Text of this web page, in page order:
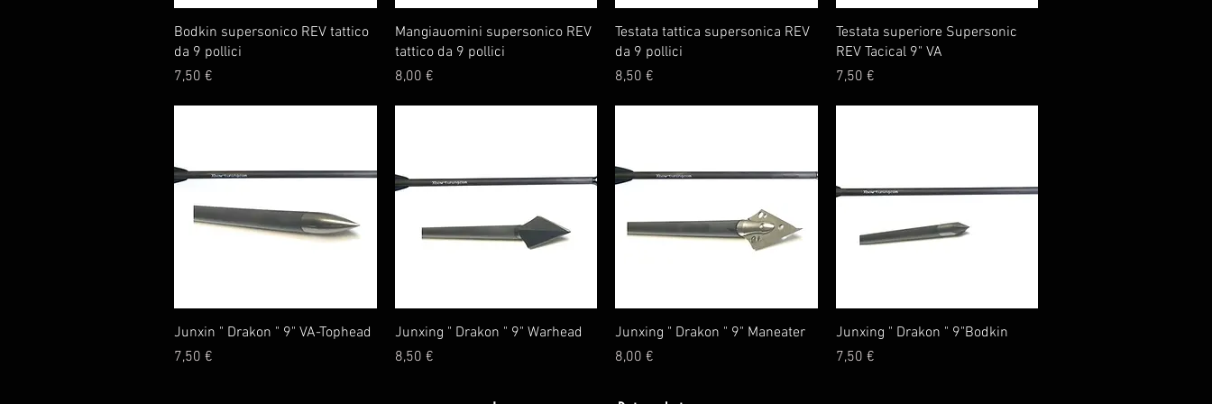
Vista rapida
Bodkin supersonico REV tattico
da 9 pollici
Prezzo
7,50 €
Vista rapida
Mangiauomini supersonico REV
tattico da 9 pollici
Prezzo
8,00 €
Vista rapida
Testata tattica supersonica REV
da 9 pollici
Prezzo
8,50 €
Vista rapida
Testata superiore Supersonic
REV Tacical 9" VA
Prezzo
7,50 €
Vista rapida
Junxin " Drakon " 9" VA-Tophead
Prezzo
7,50 €
Vista rapida
Junxing " Drakon " 9" Warhead
Prezzo
8,50 €
Vista rapida
Junxing " Drakon " 9" Maneater
Prezzo
8,00 €
Vista rapida
Junxing " Drakon " 9"Bodkin
Prezzo
7,50 €